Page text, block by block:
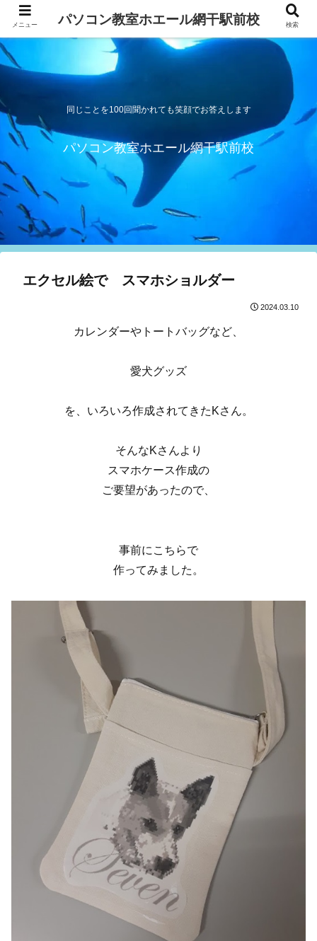
同じことを100回聞かれても笑顔でお答えします
パソコン教室ホエール網干駅前校
エクセル絵で スマホショルダー
2024.03.10
カレンダーやトートバッグなど、
愛犬グッズ
を、いろいろ作成されてきたKさん。
そんなKさんより
スマホケース作成の
ご要望があったので、
事前にこちらで
作ってみました。
メニュー パソコン教室ホエール網干駅前校 検索